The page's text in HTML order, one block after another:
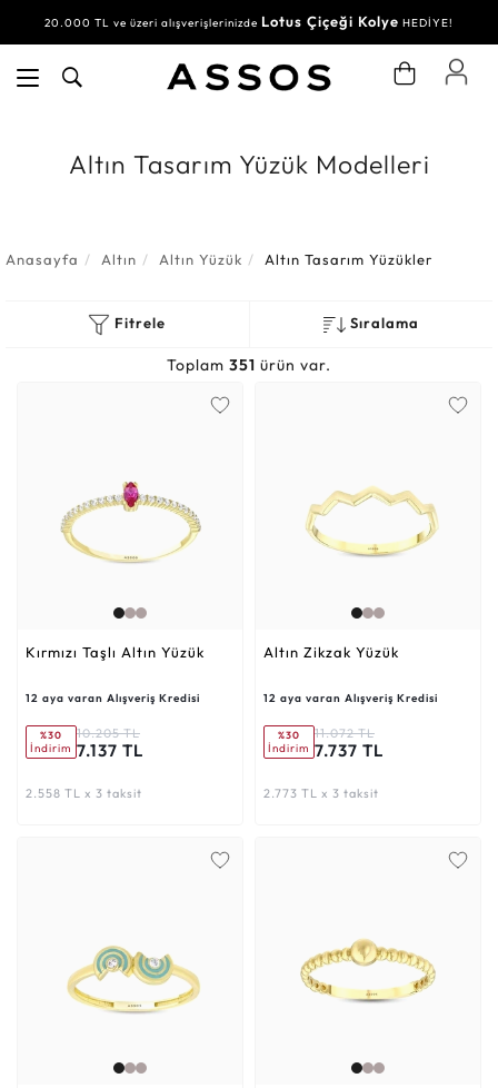
20.000 TL ve üzeri alışverişlerinizde Lotus Çiçeği Kolye HEDİYE!
Altın Tasarım Yüzük Modelleri
Anasayfa Altın Altın Yüzük Altın Tasarım Yüzükler
Fitrele Sıralama
Toplam 351 ürün var.
Kırmızı Taşlı Altın Yüzük
12 aya varan Alışveriş Kredisi
%30
İndirim
10.205 TL
7.137 TL
2.558 TL x 3 taksit
Altın Zikzak Yüzük
12 aya varan Alışveriş Kredisi
%30
İndirim
11.072 TL
7.737 TL
2.773 TL x 3 taksit